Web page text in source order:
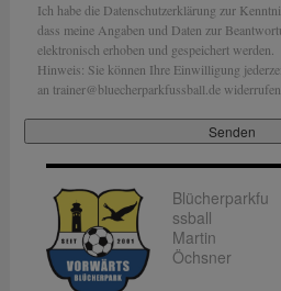
Ich habe die Datenschutzerklärung zur
dass meine Angaben und Daten zur
elektronisch erhoben und gespeichert werden.
Hinweis: Sie können Ihre Einwilligung
an trainer@bluecherparkfussball.de widerrufen.
Blücherparkfu
ssball
Martin
Öchsner